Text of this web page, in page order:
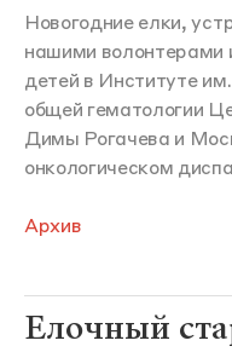
Новогодние елки,
нашими волонтерами
детей в Институте
общей гематологии
Димы Рогачева и
онкологическом
Архив
Елочный